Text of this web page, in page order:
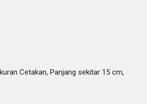
Cetakan, Panjang sekitar 15 cm,